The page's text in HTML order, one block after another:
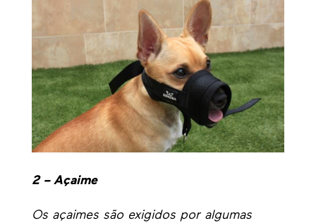
2 – Açaime
Os açaimes são exigidos por algumas